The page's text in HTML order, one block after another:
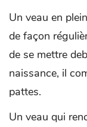
Un veau en
de façon
de se mettre
naissance, il
pattes.
Un veau qui